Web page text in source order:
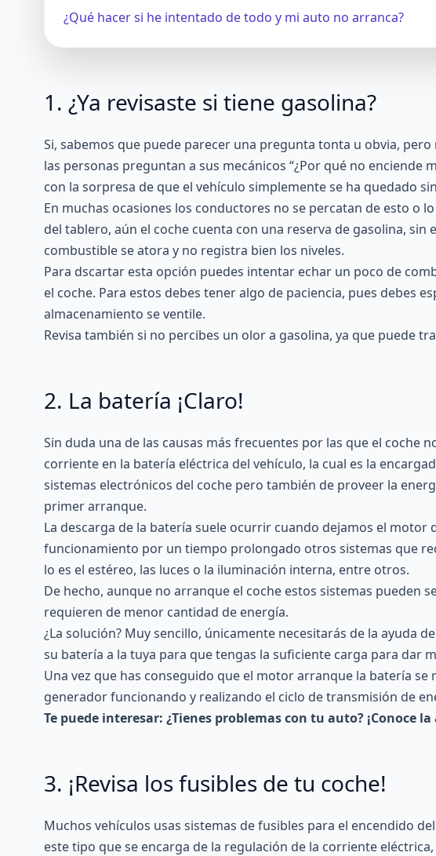
¿Qué hacer si he intentado de todo y mi auto no arranca?
1. ¿Ya revisaste si tiene gasolina?
Si, sabemos que puede parecer una pregunta tonta u obvia,
las personas preguntan a sus mecánicos “¿Por qué no enciende
con la sorpresa de que el vehículo simplemente se ha quedado
En muchas ocasiones los conductores no se percatan de esto o
del tablero, aún el coche cuenta con una reserva de gasolina, sin
combustible se atora y no registra bien los niveles.
Para dscartar esta opción puedes intentar echar un poco de
el coche. Para estos debes tener algo de paciencia, pues debes
almacenamiento se ventile.
Revisa también si no percibes un olor a gasolina, ya que puede
2. La batería ¡Claro!
Sin duda una de las causas más frecuentes por las que el coche
corriente en la batería eléctrica del vehículo, la cual es la
sistemas electrónicos del coche pero también de proveer la
primer arranque.
La descarga de la batería suele ocurrir cuando dejamos el motor
funcionamiento por un tiempo prolongado otros sistemas que
lo es el estéreo, las luces o la iluminación interna, entre otros.
De hecho, aunque no arranque el coche estos sistemas pueden
requieren de menor cantidad de energía.
¿La solución? Muy sencillo, únicamente necesitarás de la ayuda
su batería a la tuya para que tengas la suficiente carga para dar
Una vez que has conseguido que el motor arranque la batería
generador funcionando y realizando el ciclo de transmisión de
Te puede interesar: ¿Tienes problemas con tu auto? ¡Conoce
3. ¡Revisa los fusibles de tu coche!
Muchos vehículos usas sistemas de fusibles para el encendido
este tipo que se encarga de la regulación de la corriente